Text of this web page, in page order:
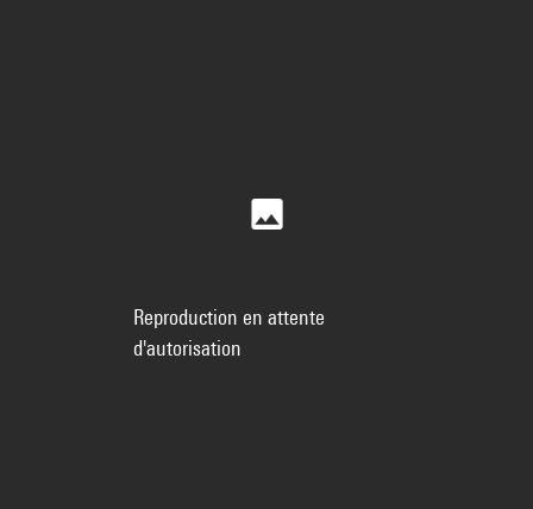
Reproduction en attente
d'autorisation